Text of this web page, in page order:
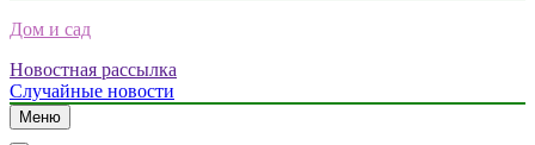
Дом и сад
Новостная рассылка
Случайные новости
Меню